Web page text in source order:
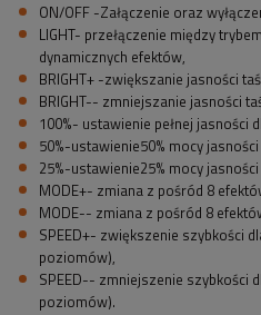
ON/OFF -Załączenie oraz
LIGHT- przełączenie między
dynamicznych efektów,
BRIGHT+ -zwiększanie jasności
BRIGHT-- zmniejszanie jasności
100%- ustawienie pełnej jasności
50%-ustawienie50% mocy jasności
25%-ustawienie25% mocy jasności
MODE+- zmiana z pośród 8
MODE-- zmiana z pośród 8
SPEED+- zwiększenie szybkości
poziomów),
SPEED-- zmniejszenie szybkości
poziomów).